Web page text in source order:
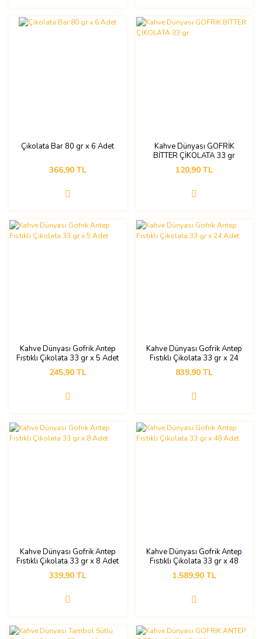
Çikolata Bar 80 gr x 6 Adet
366,90 TL
Kahve Dünyası GOFRİK
BİTTER ÇİKOLATA 33 gr
120,90 TL
Kahve Dünyası Gofrik Antep
Fıstıklı Çikolata 33 gr x 5 Adet
245,90 TL
Kahve Dünyası Gofrik Antep
Fıstıklı Çikolata 33 gr x 24
Adet
839,90 TL
Kahve Dünyası Gofrik Antep
Fıstıklı Çikolata 33 gr x 8 Adet
339,90 TL
Kahve Dünyası Gofrik Antep
Fıstıklı Çikolata 33 gr x 48
Adet
1.589,90 TL